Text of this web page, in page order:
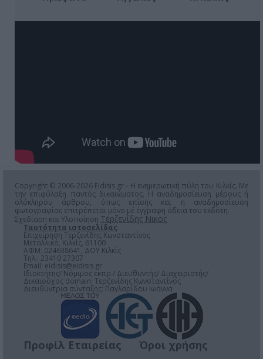
Copyright © 2006-2026 Eidisis.gr - Η ενημερωτική πύλη του Κιλκίς. Με
την επιφύλαξη παντός δικαιώματος. Η αναδημοσίευση μέρους ή
ολόκληρου άρθρου, όπως επίσης και η αναδημοσίευση
φωτογραφίας επιτρέπεται μόνο μέ έγγραφη άδεια του εκδότη.
Σχεδίαση και Υλοποίηση Τερζενίδης Νικος
Ταυτότητα ιστοσελίδας
Επιχείρηση Τερζενίδης Κωνσταντίνος
Μεταλλικό, Κιλκίς, 61100
ΑΦΜ: 024638641, ΔΟΥ Κιλκίς
Τηλ.: 23410 27307
Email: eidisis@eidisis.gr
Ιδιοκτήτης/ Νόμιμος εκπρ./ Διευθυντής/ Διαχειριστής/
Δικαιούχος domain: Τερζενίδης Κωνσταντίνος
Διευθύντρια σύνταξης: Παγλαρίδου Ιωάννα
Προφίλ Εταιρείας
Όροι χρήσης